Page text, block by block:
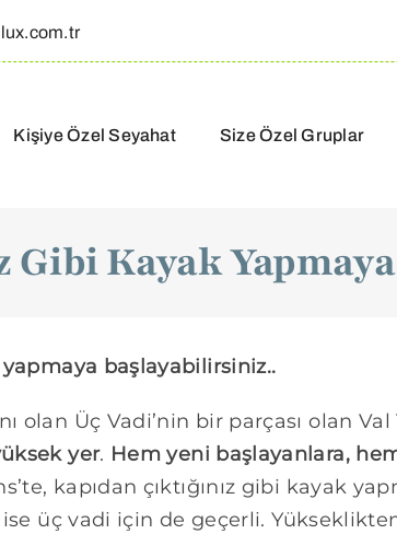
Kişiye Özel Seyahat Size Özel Gruplar
Gibi Kayak
yapmaya başlayabilirsiniz..
olan Üç Vadi’nin bir parçası olan Val
yer. Hem yeni başlayanlara,
kapıdan çıktığınız gibi kayak
üç vadi için de geçerli.